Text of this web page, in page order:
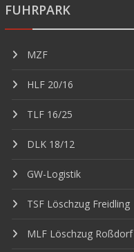
FUHRPARK
MZF
HLF 20/16
TLF 16/25
DLK 18/12
GW-Logistik
TSF Löschzug Freidling
MLF Löschzug Roßdorf